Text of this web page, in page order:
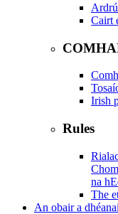
Cairt
Irish
Rules
na
​​​​​​​​​​​​​​​​​​​​​​The
An obair a